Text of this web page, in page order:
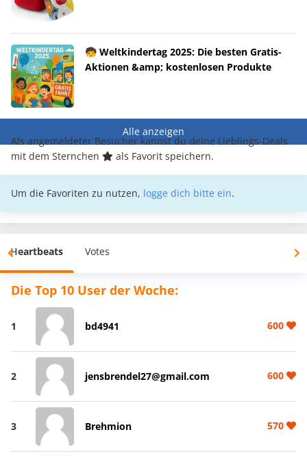
🧒 Weltkindertag 2025: Die besten Gratis-
Aktionen &amp; kostenlosen Produkte
Alle anzeigen
Als angemeldeter Besucher kannst du deine Lieblings-Deals
mit dem Sternchen
als Favorit speichern.
Um die Favoriten zu nutzen, logge dich bitte ein.
Heartbeats Votes
Die Top 10 User der Woche:
1 bd4941 600
2 jensbrendel27@gmail.com 600
3 Brehmion 570